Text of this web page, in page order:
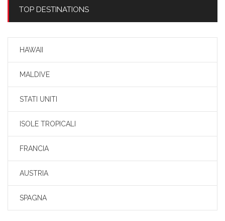
TOP DESTINATIONS
HAWAII
MALDIVE
STATI UNITI
ISOLE TROPICALI
FRANCIA
AUSTRIA
SPAGNA